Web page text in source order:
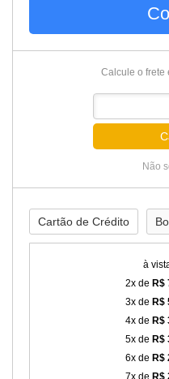
Calcule o frete
Não
Cartão de Crédito
à
2x de R$
3x de R$
4x de R$
5x de R$
6x de R$
7x de R$